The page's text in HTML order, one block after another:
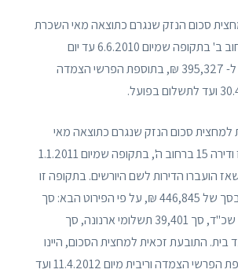
סכום הנזק שנגרם כתוצאה מאי השכרת
הדירה והמחסן ברחוב ב' בתקופה שמיום 6.6.2010 עד יום
28.1.2014, השווה ל- 395,327 ₪, בתוספת הפרשי הצמדה
למחצית סכום הנזק שנגרם כתוצאה מאי
השכרת הפנטהאוז ודירה 15 ברחוב ה', בתקופה שמיום 1.1.2011
יום 10.6.2013 שאז הועברו הדירות לשם היורשים. בתקופה זו
נגרם ליורשים נזק בסך של 446,845 ₪, על פי הפירוט הבא: סך
388,069 ₪ הפסד שכ"ד, סך 39,401 תשלומי ארנונה, סך
ועד בית. התובעת זכאית למחצית הסכום, היינו
223,422 ₪ בתוספת הפרשי הצמדה וריבית מיום 11.4.2012 ועד